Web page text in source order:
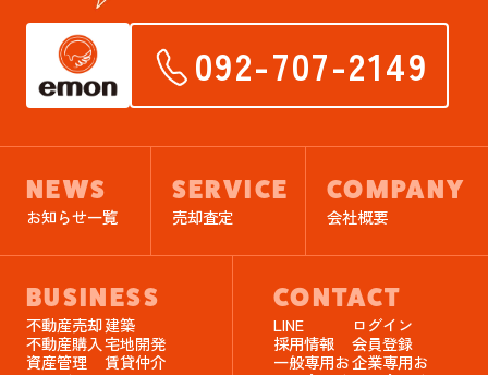
092-707-2149
NEWS
お知らせ一覧
SERVICE
売却査定
COMPANY
会社概要
BUSINESS
不動産売却建築
不動産購入宅地開発
資産管理
賃貸仲介
CONTACT
LINE
ログイン
採用情報
会員登録
一般専用お企業専用お